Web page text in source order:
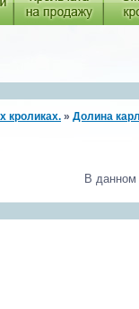
кроликах. » Долина
В